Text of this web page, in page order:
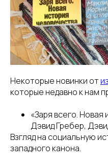
Некоторые новинки от
которые недавно к нам
«Заря всего.
Дэвид Гребер,
Взгляд на социальную
западного канона.